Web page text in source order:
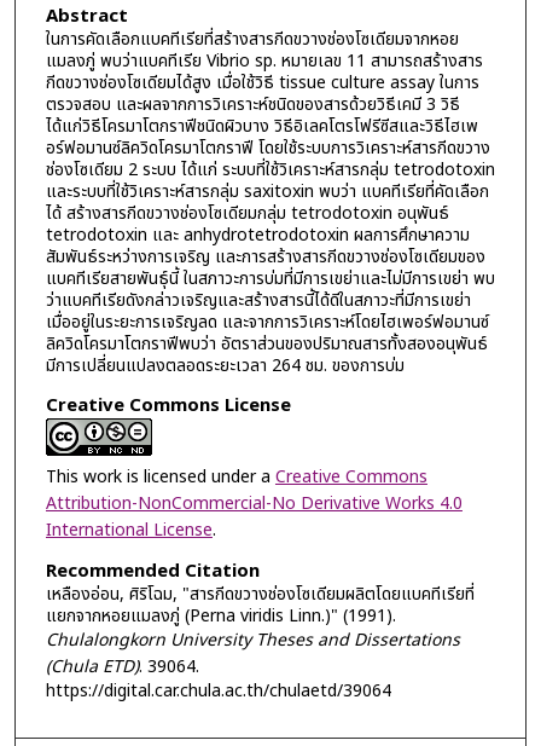
Abstract
ในการคัดเลือกแบคทีเรียที่สร้างสารกีดขวางช่องโซเดียมจากหอย
แมลงภู่ พบว่าแบคทีเรีย Vibrio sp. หมายเลข 11 สามารถสร้างสาร
กีดขวางช่องโซเดียมได้สูง เมื่อใช้วิธี tissue culture assay ในการ
ตรวจสอบ และผลจากการวิเคราะห์ชนิดของสารด้วยวิธีเคมี 3 วิธี
ได้แก่วิธีโครมาโตกราฟีชนิดผิวบาง วิธีอิเลคโตรโฟรีซีสและวิธีไฮเพ
อร์ฟอมานซ์ลิควิดโครมาโตกราฟี โดยใช้ระบบการวิเคราะห์สารกีดขวาง
ช่องโซเดียม 2 ระบบ ได้แก่ ระบบที่ใช้วิเคราะห์สารกลุ่ม tetrodotoxin
และระบบที่ใช้วิเคราะห์สารกลุ่ม saxitoxin พบว่า แบคทีเรียที่คัดเลือก
ได้ สร้างสารกีดขวางช่องโซเดียมกลุ่ม tetrodotoxin อนุพันธ์
tetrodotoxin และ anhydrotetrodotoxin ผลการศึกษาความ
สัมพันธ์ระหว่างการเจริญ และการสร้างสารกีดขวางช่องโซเดียมของ
แบคทีเรียสายพันธุ์นี้ ในสภาวะการบ่มที่มีการเขย่าและไม่มีการเขย่า พบ
ว่าแบคทีเรียดังกล่าวเจริญและสร้างสารนี้ได้ดีในสภาวะที่มีการเขย่า
เมื่ออยู่ในระยะการเจริญลด และจากการวิเคราะห์โดยไฮเพอร์ฟอมานซ์
ลิควิดโครมาโตกราฟีพบว่า อัตราส่วนของปริมาณสารทั้งสองอนุพันธ์
มีการเปลี่ยนแปลงตลอดระยะเวลา 264 ชม. ของการบ่ม
Creative Commons License
This work is licensed under a Creative Commons
Attribution-NonCommercial-No Derivative Works 4.0
International License.
Recommended Citation
เหลืองอ่อน, ศิริโฉม, "สารกีดขวางช่องโซเดียมผลิตโดยแบคทีเรียที่
แยกจากหอยแมลงภู่ (Perna viridis Linn.)" (1991).
Chulalongkorn University Theses and Dissertations
(Chula ETD). 39064.
https://digital.car.chula.ac.th/chulaetd/39064